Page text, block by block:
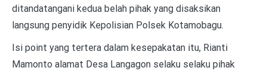
ditandatangani kedua belah pihak yang disaksikan
langsung penyidik Kepolisian Polsek Kotamobagu.
Isi point yang tertera dalam kesepakatan itu, Rianti
Mamonto alamat Desa Langagon selaku selaku pihak